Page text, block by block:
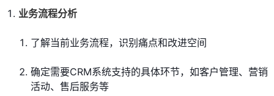
业务流程分析
了解当前业务流程，识别痛点和改进空间
确定需要CRM系统支持的具体环节，如客户管理、营销
活动、售后服务等